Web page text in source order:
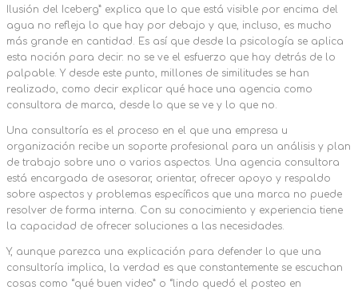
Ilusión del Iceberg” explica que lo que está visible por encima del
agua no refleja lo que hay por debajo y que, incluso, es mucho
más grande en cantidad. Es así que desde la psicología se aplica
esta noción para decir: no se ve el esfuerzo que hay detrás de lo
palpable. Y desde este punto, millones de similitudes se han
realizado, como decir explicar qué hace una agencia como
consultora de marca, desde lo que se ve y lo que no.
Una consultoría es el proceso en el que una empresa u
organización recibe un soporte profesional para un análisis y plan
de trabajo sobre uno o varios aspectos. Una agencia consultora
está encargada de asesorar, orientar, ofrecer apoyo y respaldo
sobre aspectos y problemas específicos que una marca no puede
resolver de forma interna. Con su conocimiento y experiencia tiene
la capacidad de ofrecer soluciones a las necesidades.
Y, aunque parezca una explicación para defender lo que una
consultoría implica, la verdad es que constantemente se escuchan
cosas como “qué buen video” o “lindo quedó el posteo en